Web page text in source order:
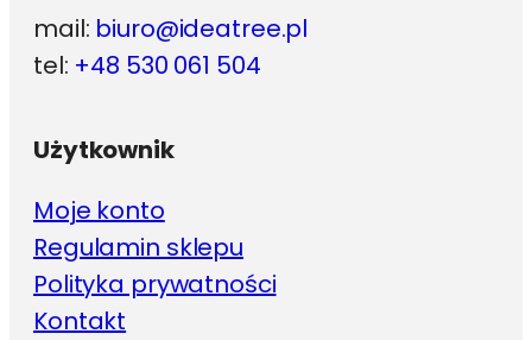
mail: biuro@ideatree.pl
tel: +48 530 061 504
Użytkownik
Moje konto
Regulamin sklepu
Polityka prywatności
Kontakt